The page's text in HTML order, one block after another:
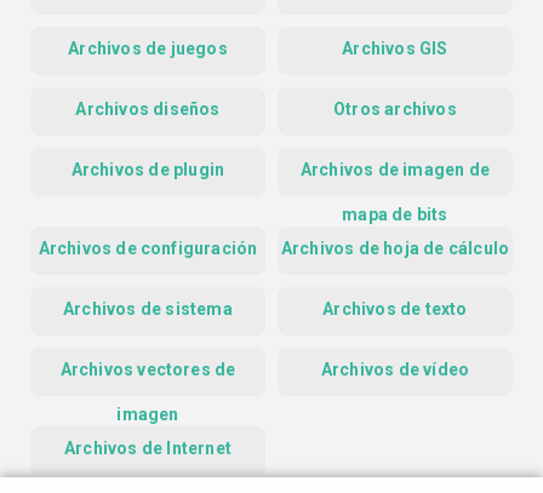
Archivos de juegos Archivos GIS
Archivos diseños Otros archivos
Archivos de plugin Archivos de imagen de
mapa de bits
Archivos de configuración
Archivos de hoja de cálculo
Archivos de sistema Archivos de texto
Archivos vectores de
imagen
Archivos de vídeo
Archivos de Internet